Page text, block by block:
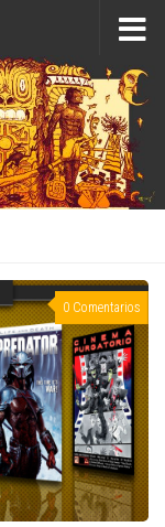
0 Comentarios